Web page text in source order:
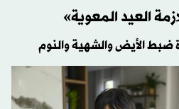
العيد المعوية»
الأيض والشهية والنوم